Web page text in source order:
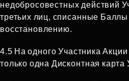
недобросовестных действий
третьих лиц, списанные
восстановлению.
4.5 На одного Участника
только одна Дисконтная карта